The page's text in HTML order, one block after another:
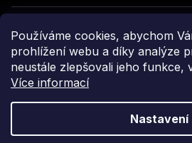
Používáme cookies, abychom
prohlížení webu a díky analýze
neustále zlepšovali jeho funkce,
Více informací
Nastavení
Grafický návrh vytvořil a